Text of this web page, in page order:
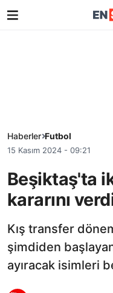
Haberler Futbol
15 Kasım 2024 - 09:21
Beşiktaş'ta
kararını
Kış transfer
şimdiden
ayıracak isimleri